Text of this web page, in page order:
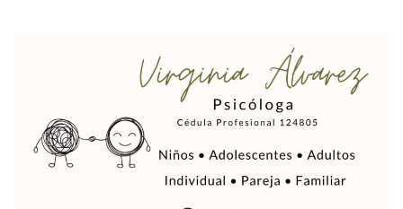
Fin De Semana De San Valentín Impulsa Ventas En
Zapopan: Cae Presunto Coordinador De Célula Dedicada
Ponen En Marcha Campaña ‘No Es Lo Que Parece’ Para
Estado Y Municipio Impulsan A Microempresas
Vuelca Camioneta Con Jornaleros Cerca De Talpa De
Así Protege La Suprema Corte A Dueños De Vehículos
Fátima Bosh, ¿la Mexicana Renuncia A Su Corona Como
Un Piloto Captó A Una Presunta Nave Extraterrestre En